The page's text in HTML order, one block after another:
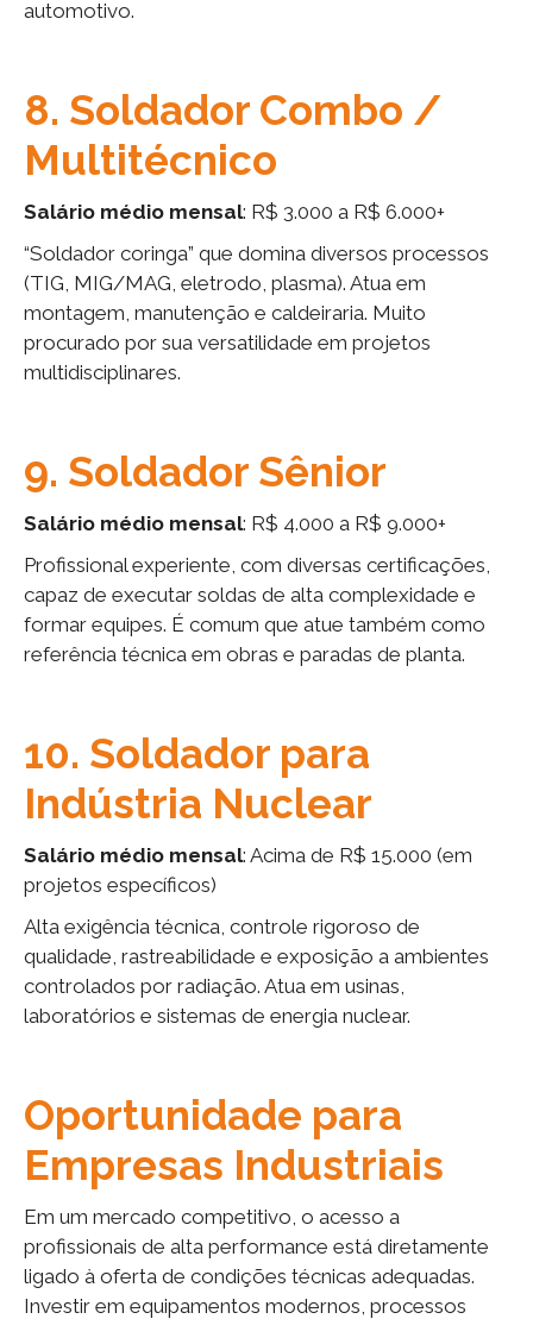
automotivo.
8. Soldador Combo /
Multitécnico
Salário médio mensal: R$ 3.000 a R$ 6.000+
“Soldador coringa” que domina diversos processos
(TIG, MIG/MAG, eletrodo, plasma). Atua em
montagem, manutenção e caldeiraria. Muito
procurado por sua versatilidade em projetos
multidisciplinares.
9. Soldador Sênior
Salário médio mensal: R$ 4.000 a R$ 9.000+
Profissional experiente, com diversas certificações,
capaz de executar soldas de alta complexidade e
formar equipes. É comum que atue também como
referência técnica em obras e paradas de planta.
10. Soldador para
Indústria Nuclear
Salário médio mensal: Acima de R$ 15.000 (em
projetos específicos)
Alta exigência técnica, controle rigoroso de
qualidade, rastreabilidade e exposição a ambientes
controlados por radiação. Atua em usinas,
laboratórios e sistemas de energia nuclear.
Oportunidade para
Empresas Industriais
Em um mercado competitivo, o acesso a
profissionais de alta performance está diretamente
ligado à oferta de condições técnicas adequadas.
Investir em equipamentos modernos, processos